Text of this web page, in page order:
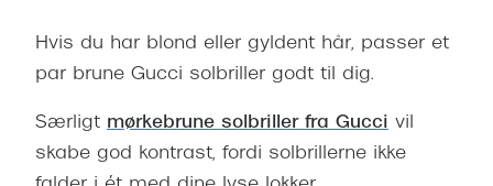
Hvis du har blond eller gyldent hår, passer et
par brune Gucci solbriller godt til dig.
Særligt mørkebrune solbriller fra Gucci vil
skabe god kontrast, fordi solbrillerne ikke